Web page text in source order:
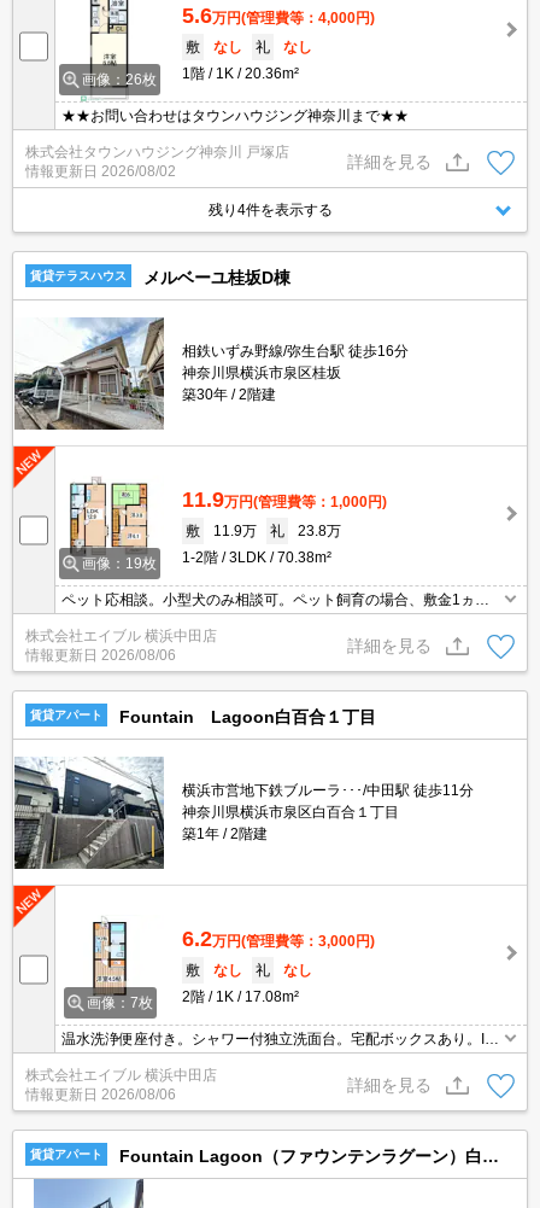
画像：26枚
5.6万円(管理費等：4,000円)
敷
なし 礼
なし
1階
1K 20.36m²
★★お問い合わせはタウンハウジング神奈川まで★★
株式会社タウンハウジング神奈川 戸塚店
情報更新日 2026/08/02
詳細を見る
残り4件を表示する
賃貸テラスハウス メルベーユ桂坂D棟
相鉄いずみ野線/弥生台駅 徒歩16分
神奈川県横浜市泉区桂坂
築30年
2階建
画像：19枚
11.9万円(管理費等：1,000円)
敷
11.9万 礼
23.8万
1-2階
3LDK 70.38m²
ペット応相談。小型犬のみ相談可。ペット飼育の場合、敷金1ヵ月
月次保証料1.0%)。退去時、ルームクリーニング料金92,901円。
株式会社エイブル 横浜中田店
情報更新日 2026/08/06
詳細を見る
賃貸アパート Fountain Lagoon白百合１丁目
横浜市営地下鉄ブルーラ･･･/中田駅 徒歩11分
神奈川県横浜市泉区白百合１丁目
築1年
2階建
画像：7枚
6.2万円(管理費等：3,000円)
敷
なし 礼
なし
2階
1K 17.08m²
温水洗浄便座付き。シャワー付独立洗面台。宅配ボックスあり。IH
料金41,800円。浴室乾燥機付。敷金・礼金なし。
株式会社エイブル 横浜中田店
情報更新日 2026/08/06
詳細を見る
賃貸アパート Fountain Lagoon（ファウンテンラグーン）白百合1丁目